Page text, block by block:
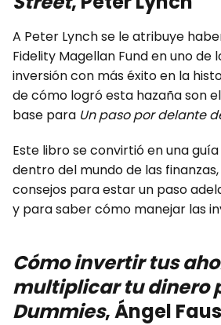
A Peter Lynch se le atribuye
Fidelity Magellan Fund en uno de
inversión con más éxito en la
de cómo logró esta hazaña son
base para Un paso por delante
Este libro se convirtió en una
dentro del mundo de las
consejos para estar un paso
y para saber cómo manejar las
Cómo invertir tus
multiplicar tu dinero
Dummies, Ángel